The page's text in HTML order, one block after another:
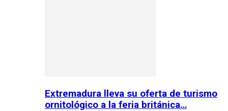
Extremadura lleva su oferta de turismo
ornitológico a la feria británica…